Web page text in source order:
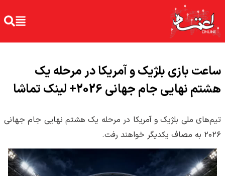
ساعت بازی بلژیک و آمریکا در مرحله یک
هشتم نهایی جام جهانی 2026+ لینک تماشا
تیم‌های ملی بلژیک و آمریکا در مرحله یک هشتم نهایی جام جهانی
۲۰۲۶ به مصاف یکدیگر خواهند رفت.